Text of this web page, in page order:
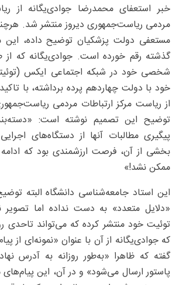
خبر استعفای محمدرضا جوادی‌یگانه از
مردمی ریاست‌جمهوری دیروز منتشر شد.
مستعفی دولت پزشکیان توضیح داده، این
گذشته رقم خورده است. جوادی‌یگانه که
شخصی خود در شبکه اجتماعی ایکس
خود با دولت چهاردهم پرده برداشته، با
از ریاست مرکز ارتباطات مردمی
توضیح این تصمیم نوشته است:
پیگیری مطالبات آنها از دستگاه‌های
بخشی از آن، فرصت ارزشمندی بود که
ممکن نشد!»
این استاد جامعه‌شناسی دانشگاه البته
«دلایل متعدد» به دست نداده اما تصویر
توئیت خود منتشر کرده که می‌تواند تاحدی
که جوادی‌یگانه از آن با عنوان «نمونه‌ای از
گفته که ظاهرا «به‌طور روزانه به آدرس
پاستور ارسال می‌شود» و در آن، این